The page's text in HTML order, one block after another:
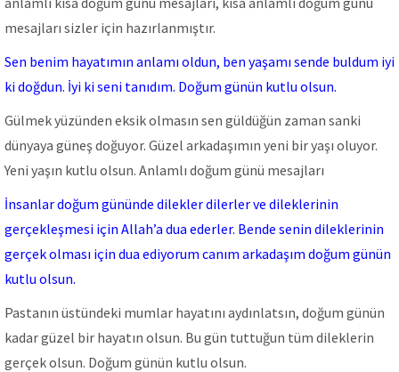
mesajları sizler için hazırlanmıştır.
Sen benim hayatımın anlamı oldun, ben yaşamı sende buldum iyi
ki doğdun. İyi ki seni tanıdım. Doğum günün kutlu olsun.
Gülmek yüzünden eksik olmasın sen güldüğün zaman sanki
dünyaya güneş doğuyor. Güzel arkadaşımın yeni bir yaşı oluyor.
Yeni yaşın kutlu olsun. Anlamlı doğum günü mesajları
İnsanlar doğum gününde dilekler dilerler ve dileklerinin
gerçekleşmesi için Allah’a dua ederler. Bende senin dileklerinin
gerçek olması için dua ediyorum canım arkadaşım doğum günün
kutlu olsun.
Pastanın üstündeki mumlar hayatını aydınlatsın, doğum günün
kadar güzel bir hayatın olsun. Bu gün tuttuğun tüm dileklerin
gerçek olsun. Doğum günün kutlu olsun.